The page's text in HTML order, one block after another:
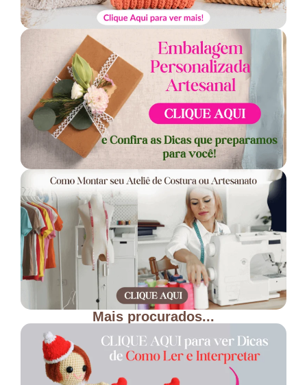
Mais procurados...